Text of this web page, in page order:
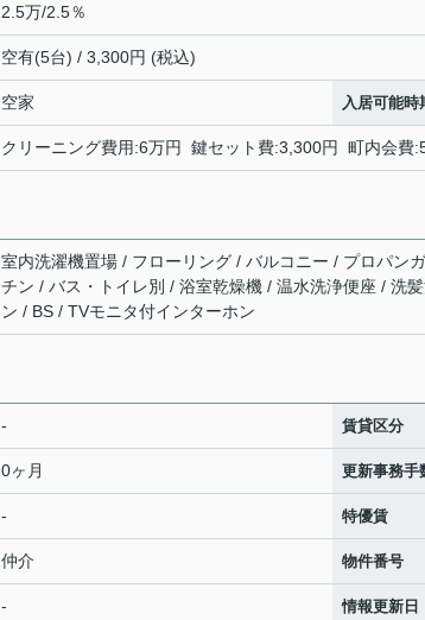
2.5万/2.5％
空有(5台) / 3,300円 (税込)
空家 入居可能時
クリーニング費用:6万円 鍵セット費:3,300円 町内会費
室内洗濯機置場 / フローリング / バルコニー / プロパン
チン / バス・トイレ別 / 浴室乾燥機 / 温水洗浄便座 / 洗
ン / BS / TVモニタ付インターホン
- 賃貸区分
0ヶ月 更新事務手
- 特優賃
仲介 物件番号
- 情報更新日